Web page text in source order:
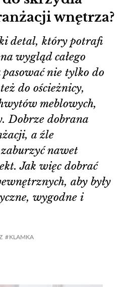
wnętrza?
KLAMKA
detal, który potrafi
wygląd całego
nie tylko do
do ościeżnicy,
meblowych,
Dobrze dobrana
a źle
nawet
Jak więc dobrać
aby były
wygodne i